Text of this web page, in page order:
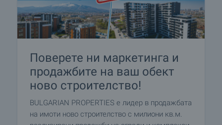
Поверете ни маркетинга и
продажбите на ваш обект
ново строителство!
BULGARIAN PROPERTIES е лидер в продажбата
на имоти ново строителство с милиони кв.м.